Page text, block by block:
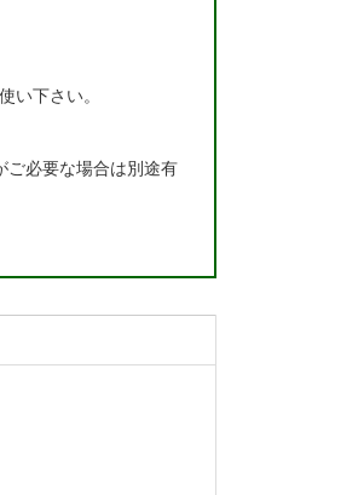
い下さい。
ご必要な場合は別途有